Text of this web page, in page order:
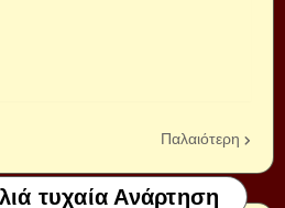
Παλαιότερη
τυχαία Ανάρτηση